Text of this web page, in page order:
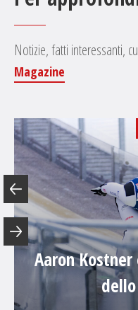
Notizie, fatti interessanti,
Magazine
Aaron